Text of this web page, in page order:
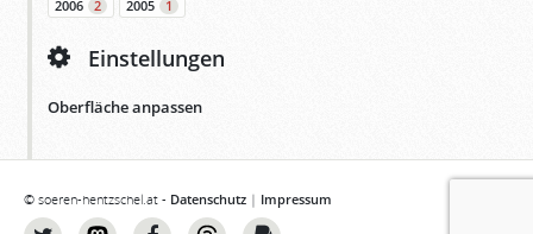
2006
2 2005 1
Einstellungen
Oberfläche anpassen
© soeren-hentzschel.at - Datenschutz | Impressum